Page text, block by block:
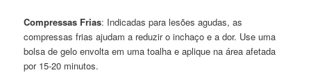
Compressas Frias: Indicadas para lesões agudas, as
compressas frias ajudam a reduzir o inchaço e a dor. Use uma
bolsa de gelo envolta em uma toalha e aplique na área afetada
por 15-20 minutos.